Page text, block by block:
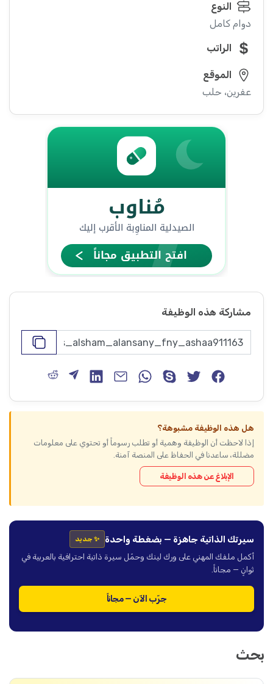
النوع
دوام كامل
الراتب
الموقع
عفرين، حلب
مشاركة هذه الوظيفة
هل هذه الوظيفة مشبوهة؟
إذا لاحظت أن الوظيفة وهمية أو تطلب رسوماً أو تحتوي على معلومات
مضللة، ساعدنا في الحفاظ على المنصة آمنة.
الإبلاغ عن هذه الوظيفة
سيرتك الذاتية جاهزة — بضغطة واحدة ✨ جديد
أكمل ملفك المهني على ورك لينك وحمّل سيرة ذاتية احترافية بالعربية في
ثوانٍ — مجاناً.
جرّب الآن — مجاناً
بحث